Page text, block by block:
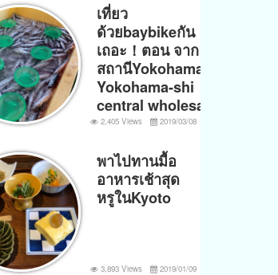
เที่ยว
ด้วยbaybikeกัน
เถอะ！ตอน จาก
สถานีYokohama〜
Yokohama-shi
central wholesal
2,405 Views 2019/03/08
พาไปทานมื้อ
อาหารเช้าสุด
หรูในKyoto
3,893 Views 2019/01/09